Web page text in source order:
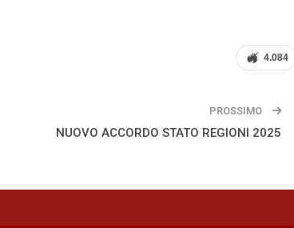
4.084
PROSSIMO
NUOVO ACCORDO STATO REGIONI 2025